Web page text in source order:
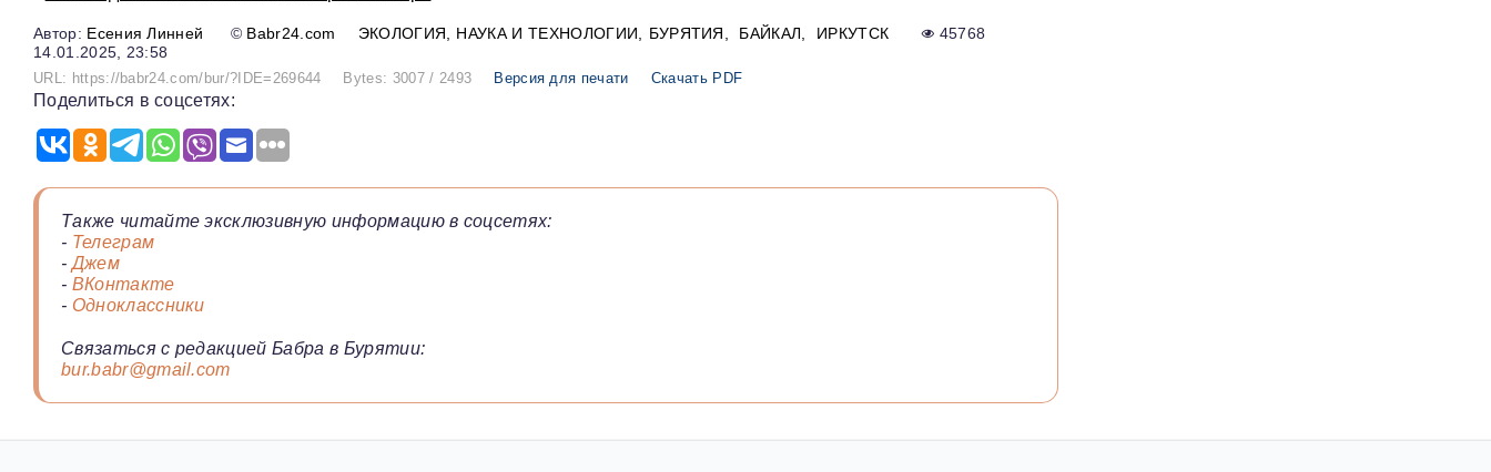
Есения Линней © Babr24.com ЭКОЛОГИЯ НАУКА И ТЕХНОЛОГИИ БУРЯТИЯ БАЙКАЛ ИРКУТСК
45768
14.01.2025, 23:58
URL: https://babr24.com/bur/?IDE=269644 Bytes: 3007 / 2493 Версия для печати Скачать PDF
Поделиться в соцсетях:
Также читайте эксклюзивную информацию в соцсетях:
- Телеграм
-Джем
- ВКонтакте
- Одноклассники
Связаться с редакцией Бабра в Бурятии:
bur.babr@gmail.com